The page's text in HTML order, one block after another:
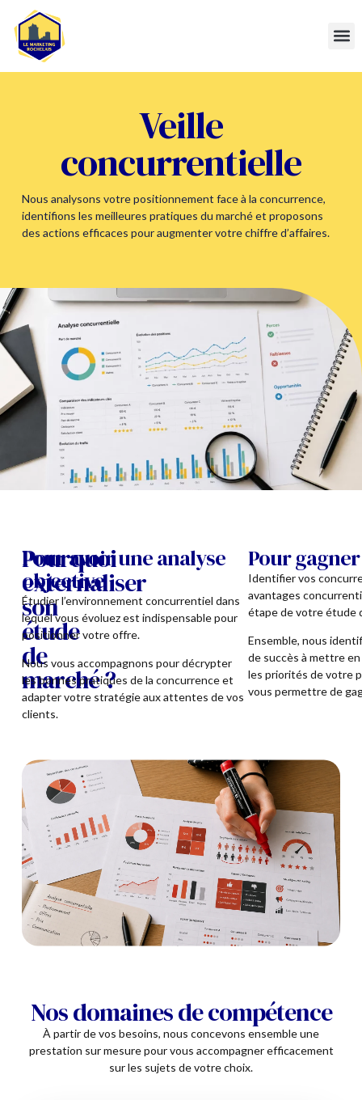
Veille
concurrentielle
Nous analysons votre positionnement face à la concurrence,
identifions les meilleures pratiques du marché et proposons
des actions efficaces pour augmenter votre chiffre d’affaires.
Pourquoi
externaliser
son
étude
de
marché ?
Pour avoir une analyse
objective
Étudier l’environnement concurrentiel dans
lequel vous évoluez est indispensable pour
positionner votre offre.
Nous vous accompagnons pour décrypter
les bonnes pratiques de la concurrence et
adapter votre stratégie aux attentes de vos
clients.
Pour
Identifier vos
avantages
étape de votre étude
Ensemble, nous
de succès à mettre
les priorités de votre
vous permettre de
Nos domaines de compétence
À partir de vos besoins, nous concevons ensemble une
prestation sur mesure pour vous accompagner efficacement
sur les sujets de votre choix.